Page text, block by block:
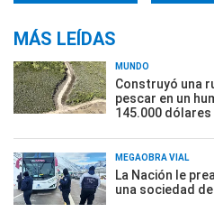
MÁS LEÍDAS
MUNDO
Construyó una
pescar en un
145.000 dólares
MEGAOBRA VIAL
La Nación le
una sociedad